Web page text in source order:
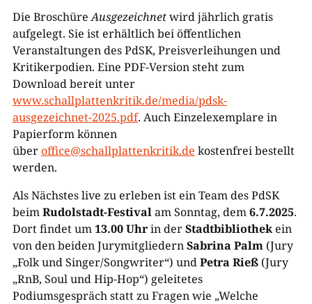
Die BroschüreAusgezeichnetwird jährlich gratis
aufgelegt. Sie ist erhältlich bei öffentlichen
Veranstaltungen des PdSK, Preisverleihungen und
Kritikerpodien. Eine PDF-Version steht zum
Download bereit unter
www.schallplattenkritik.de/media/pdsk-
ausgezeichnet-2025.pdf. Auch Einzelexemplare in
Papierform können
überoffice@schallplattenkritik.de kostenfrei bestellt
werden.
Als Nächstes live zu erleben ist ein Team des PdSK
beimRudolstadt-Festivalam Sonntag, dem6.7.2025.
Dort findet um13.00 Uhrin derStadtbibliothekein
von den beiden JurymitgliedernSabrina Palm(Jury
„Folk und Singer/Songwriter“) undPetra Rieß(Jury
„RnB, Soul und Hip-Hop“) geleitetes
Podiumsgespräch statt zu Fragen wie „Welche